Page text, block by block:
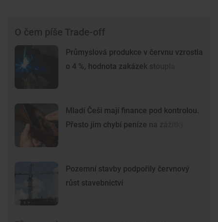
O čem píše Trade-off
Průmyslová produkce v červnu vzrostla
o 4 %, hodnota zakázek stoupla
Mladí Češi mají finance pod kontrolou.
Přesto jim chybí peníze na zážitky
Pozemní stavby podpořily červnový
růst stavebnictví